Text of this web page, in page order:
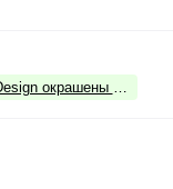
окрашены в